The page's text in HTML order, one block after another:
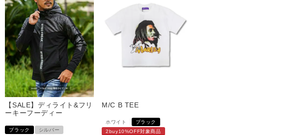
【SALE】ディライト&フリ
ーキーフーディー
ブラック シルバー
M/C B TEE
ホワイト
ブラック
2buy10%OFF対象商品